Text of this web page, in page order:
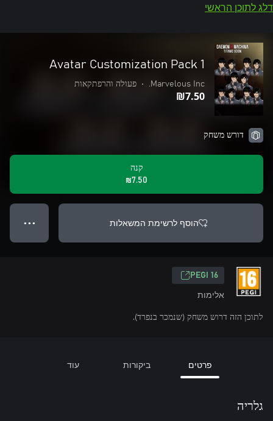
דלג לתוכן הראשי
Avatar Customization Pack 1
Marvelous Inc.
• פעולה והרפתקאות
‪₪‎7.50‬
דורש משחק
קנה
‪₪‎7.50‬
הוסף לרשימת המשאלות ● ● ●
‎PEGI 16‎
אלימות
לתוכן הזה דרוש משחק (שנמכר בנפרד).
פרטים ביקורות עוד
גלריה